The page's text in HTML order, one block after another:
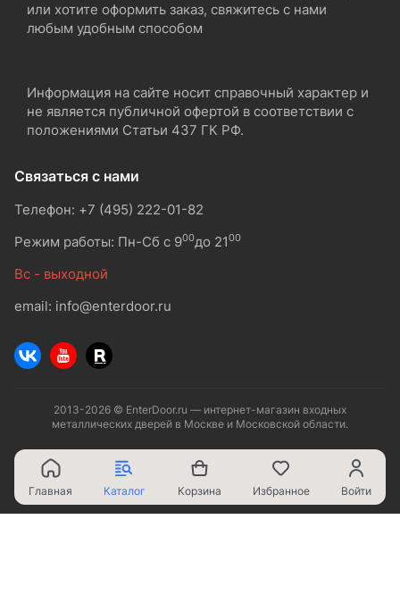
или хотите оформить заказ, свяжитесь с нами
любым удобным способом
Информация на сайте носит справочный характер и
не является публичной офертой в соответствии с
положениями Статьи 437 ГК РФ.
Связаться с нами
Телефон: +7 (495) 222-01-82
Режим работы: Пн-Сб с 900до 2100
Вс - выходной
email: info@enterdoor.ru
2013-2026 © EnterDoor.ru — интернет-магазин входных
металлических дверей в Москве и Московской области.
Главная Каталог Корзина Избранное Войти